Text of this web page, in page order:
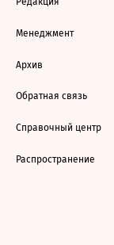
Менеджмент
Архив
Обратная связь
Справочный центр
Распространение